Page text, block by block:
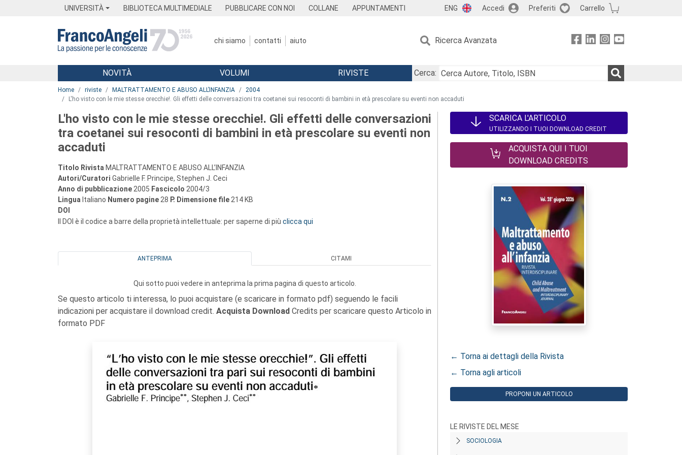
UNIVERSITÀ BIBLIOTECA MULTIMEDIALE PUBBLICARE CON NOI COLLANE APPUNTAMENTI ENG Accedi Preferiti Carrello
chi siamo contatti aiuto Ricerca Avanzata
Menu
NOVITÀ VOLUMI RIVISTE
Cerca:
Home riviste MALTRATTAMENTO E ABUSO ALL’INFANZIA
2004
L'ho visto con le mie stesse orecchie!. Gli effetti delle conversazioni tra coetanei sui resoconti di bambini in età prescolare su eventi non accaduti
L'ho visto con le mie stesse orecchie!. Gli effetti delle conversazioni
tra coetanei sui resoconti di bambini in età prescolare su eventi non
accaduti
Titolo Rivista MALTRATTAMENTO E ABUSO ALL’INFANZIA
Autori/Curatori Gabrielle F. Principe, Stephen J. Ceci
Anno di pubblicazione 2005 Fascicolo 2004/3
Lingua Italiano Numero pagine 28 P. Dimensione file 214 KB
DOI
Il DOI è il codice a barre della proprietà intellettuale: per saperne di più clicca qui
ANTEPRIMA CITAMI
Qui sotto puoi vedere in anteprima la prima pagina di questo articolo.
Se questo articolo ti interessa, lo puoi acquistare (e scaricare in formato pdf) seguendo le facili
indicazioni per acquistare il download credit. Acquista Download Credits per scaricare questo Articolo in
formato PDF
SCARICA L'ARTICOLO
UTILIZZANDO I TUOI DOWNLOAD CREDIT
ACQUISTA QUI I TUOI
DOWNLOAD CREDITS
← Torna ai dettagli della Rivista
← Torna agli articoli
PROPONI UN ARTICOLO
LE RIVISTE DEL MESE
SOCIOLOGIA